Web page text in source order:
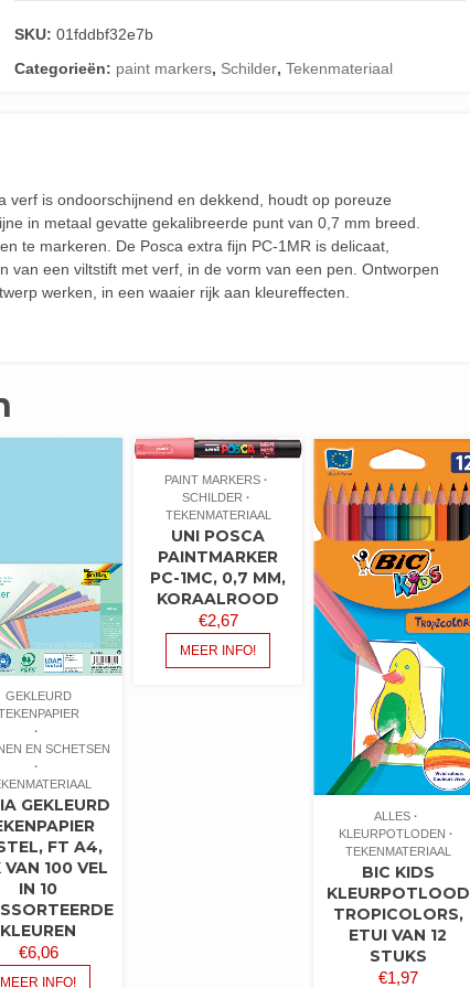
SKU: 01fddbf32e7b
Categorieën: paint markers, Schilder, Tekenmateriaal
is ondoorschijnend en dekkend, houdt op poreuze
in metaal gevatte gekalibreerde punt van 0,7 mm breed.
te markeren. De Posca extra fijn PC-1MR is delicaat,
van een viltstift met verf, in de vorm van een pen. Ontworpen
werken, in een waaier rijk aan kleureffecten.
GEKLEURD
EN SCHETSEN
GEKLEURD
FT A4,
VAN 100 VEL
IN 10
KLEUREN
€6,06
MEER INFO!
PAINT MARKERS
SCHILDER
TEKENMATERIAAL
UNI POSCA
PAINTMARKER
PC-1MC, 0,7 MM,
KORAALROOD
€2,67
MEER INFO!
ALLES
KLEURPOTLODEN
TEKENMATERIAAL
BIC KIDS
KLEURPOTLOOD
TROPICOLORS,
ETUI VAN 12
STUKS
€1,97